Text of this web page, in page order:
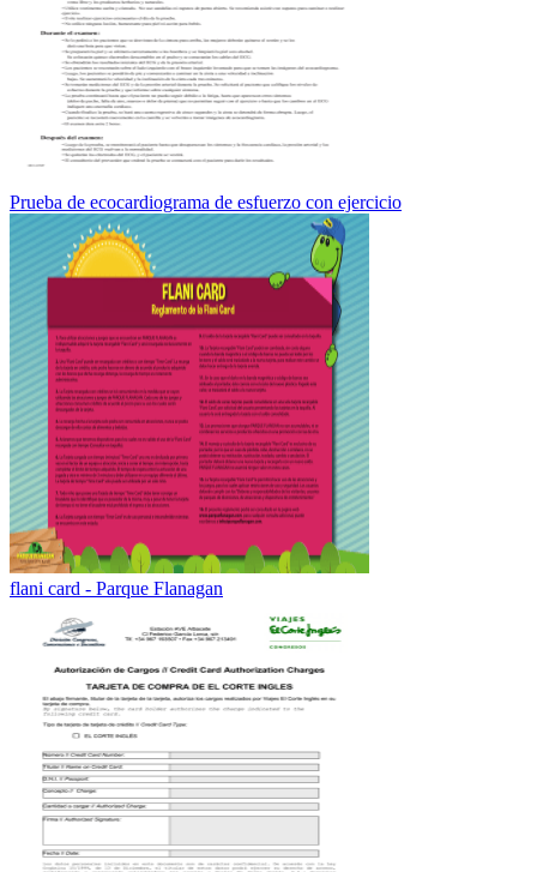
Prueba de ecocardiograma de esfuerzo con ejercicio
flani card - Parque Flanagan